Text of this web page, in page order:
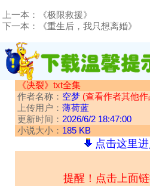
上一本：
《极限救援》
下一本：
《重生后，我只想离婚》
《决裂》txt全集
作者名称： 空梦 (查看作者其他作
上传用户： 薄荷蓝
更新时间： 2026/6/2 18:47:00
小说大小： 185 KB
点击这里
提醒！点击上面